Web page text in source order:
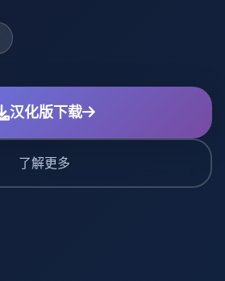
汉化版下载
了解更多